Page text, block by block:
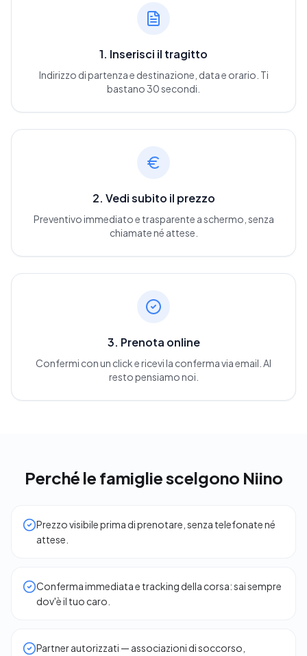
1. Inserisci il tragitto
Indirizzo di partenza e destinazione, data e orario. Ti
bastano 30 secondi.
2. Vedi subito il prezzo
Preventivo immediato e trasparente a schermo, senza
chiamate né attese.
3. Prenota online
Confermi con un click e ricevi la conferma via email. Al
resto pensiamo noi.
Perché le famiglie scelgono Niino
Prezzo visibile prima di prenotare, senza telefonate né
attese.
Conferma immediata e tracking della corsa: sai sempre
dov'è il tuo caro.
Partner autorizzati — associazioni di soccorso,